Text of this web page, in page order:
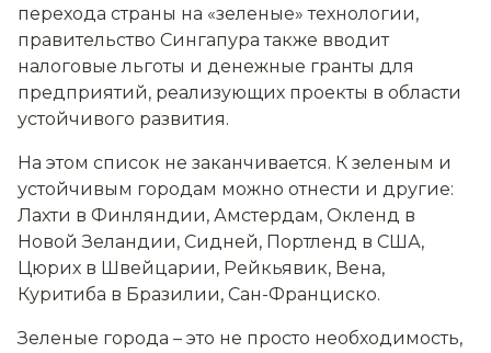
перехода страны на «зеленые» технологии,
правительство Сингапура также вводит
налоговые льготы и денежные гранты для
предприятий, реализующих проекты в области
устойчивого развития.
На этом список не заканчивается. К зеленым и
устойчивым городам можно отнести и другие:
Лахти в Финляндии, Амстердам, Окленд в
Новой Зеландии, Сидней, Портленд в США,
Цюрих в Швейцарии, Рейкьявик, Вена,
Куритиба в Бразилии, Сан-Франциско.
Зеленые города – это не просто необходимость,